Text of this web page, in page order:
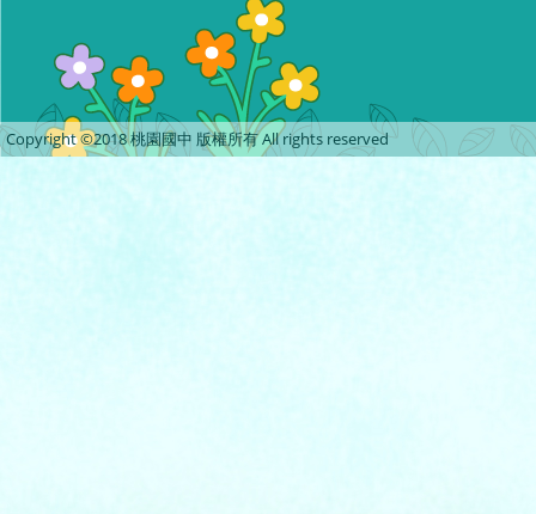
Copyright ©2018 桃園國中 版權所有 All rights reserved